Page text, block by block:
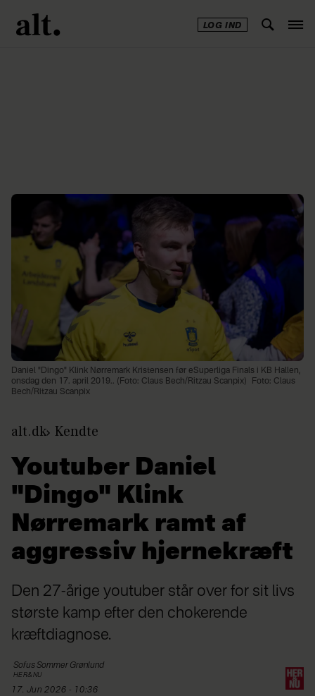
LOG IND
Daniel "Dingo" Klink Nørremark Kristensen før eSuperliga Finals i KB Hallen,
onsdag den 17. april 2019.. (Foto: Claus Bech/Ritzau Scanpix)
Foto: Claus
Bech/Ritzau Scanpix
alt.dk Kendte
Youtuber Daniel
"Dingo" Klink
Nørremark ramt af
aggressiv hjernekræft
Den 27-årige youtuber står over for sit livs
største kamp efter den chokerende
kræftdiagnose.
SofusSommer Grønlund
HER&NU
17. Jun 2026 - 10:36